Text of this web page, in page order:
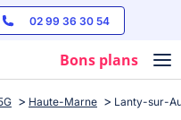
02 99 36 30 54
Bons plans
Haute-Marne Lanty-sur-